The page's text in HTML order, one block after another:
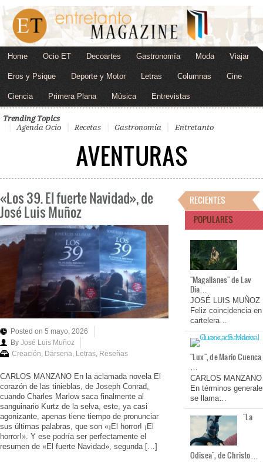
Home Ocio ET Decoartes Gastronomía Moda Viajar
Eros y Psique Deporte y Motor Letras Columnas Cine
Ciencia Primera Plana Música Entrevistas
Trending Topics
Agenda Ocio
Recetas Gastronomía Entretanto
AVENTURAS
«Los 39. El fuerte Navidad», de
José Luis Muñoz
Posted on 5 mayo, 2026
By José Luis Muñoz
Creación, Dársena, Letras, Reseñas
CARLOS MANZANO En la aclamada novela El
corazón de las tinieblas, de Joseph Conrad,
cuando Charles Marlow saca finalmente al
sanguinario Kurtz de la selva, este, ya casi
agonizante, apenas tiene tiempo de pronunciar
sus últimas palabras, que son «¡El horror! ¡El
horror!». Y ese podría ser perfectamente el
resumen de «El fuerte Navidad», segunda […]
RECIENTES
POPULARES
"Magallanes" de Lav
Dia…
JOSÉ LUIS MUÑOZ
Feliz coincidencia en
cartelera…
"Lux", de Mario Cuenca
…
CARLOS MANZANO
En términos
se llama…
"La
Odisea", de Christo…